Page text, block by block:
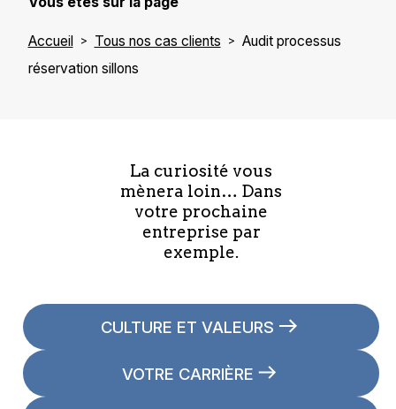
Accueil Tous nos cas clients
Audit processus
réservation sillons
La curiosité vous
mènera loin… Dans
votre prochaine
entreprise par
exemple.
CULTURE ET VALEURS
VOTRE CARRIÈRE